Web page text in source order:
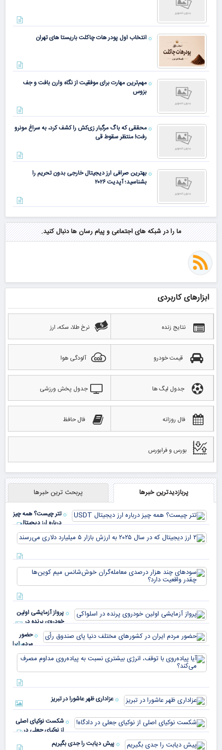
انتخاب اول پودر هات چاکلت باریستا های تهران
مهم‌ترین مهارت برای موفقیت از نگاه وارن بافت و جف
بزوس
محققی که باگ مرگبار زی‌کش را کشف کرد، به سراغ مونرو
رفت! منتظر سقوط قی
بهترین صرافی ارز دیجیتال خارجی بدون تحریم را
بشناسید؛ آپدیت ۲۰۲۶
ما را در شبکه های اجتماعی و پیام رسان ها دنبال کنید.
ابزارهای کاربردی
نتایج زنده نرخ طلا، سکه، ارز
قیمت خودرو آلودگی هوا
جدول لیگ ها جدول پخش ورزشی
فال روزانه فال حافظ
بورس و فرابورس
پربازدیدترین خبرها پربحث ترین خبرها
تتر چیست؟ همه چیز
درباره ارز دیجیتال
USDT
پرواز آزمایشی اولین
خودروی پرنده در
اسلواکی
حضور
مردم ایران
در
کشورهای
مختلف
دنیا پای
صندوق
عزاداری ظهر عاشورا در تبریز
شکست نوکیای اصلی
از نوکیای جعلی در
دادگاه!
پیش دیابت را جدی بگیریم